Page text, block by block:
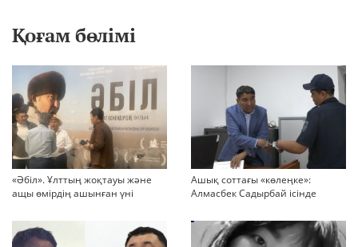
Қоғам бөлімі
«Әбіл». Ұлттың жоқтауы және
ащы өмірдің ашынған үні
Ашық соттағы «көлеңке»:
Алмасбек Садырбай ісінде
көбейіп барады